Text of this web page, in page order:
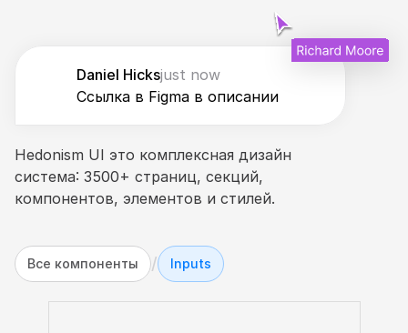
Hedonism UI это комплексная дизайн
система: 3500+ страниц, секций,
компонентов, элементов и стилей.
Daniel Hicksjust now
Ссылка в Figma в описании
Все компоненты / Inputs